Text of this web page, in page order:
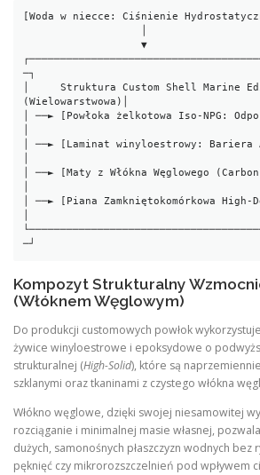
[Woda w niecce: Ciśnienie
                   ▼
─┐
│     Struktura Custom Shell Marine
(Wielowarstwowa)│
│ ──► [Powłoka żelkotowa Iso-NPG:
│ ──► [Laminat winyloestrowy: Bariera
│ ──► [Maty z Włókna Węglowego
│ ──► [Piana Zamkniętokomórkowa
Kompozyt Strukturalny
(Włóknem Węglowym)
Do produkcji customowych powłok
żywice winyloestrowe i epoksydowe o
strukturalnej (High-Solid), które są
szklanymi oraz tkaninami z czystego włókna
Włókno węglowe, dzięki swojej niesamowitej
rozciąganie i minimalnej masie własnej,
dużych, samonośnych płaszczyzn wodnych bez
pęknięć czy mikrorozszczelnień pod wpływem